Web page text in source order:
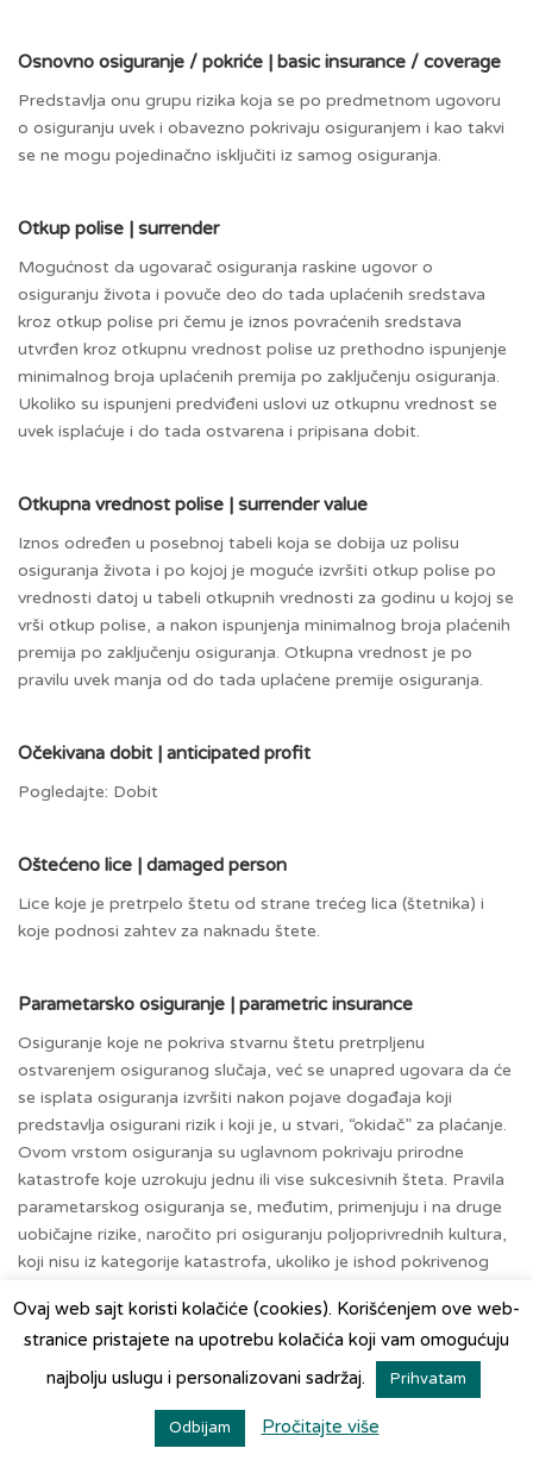
Osnovno osiguranje / pokriće | basic insurance / coverage
Predstavlja onu grupu rizika koja se po predmetnom ugovoru
o osiguranju uvek i obavezno pokrivaju osiguranjem i kao takvi
se ne mogu pojedinačno isključiti iz samog osiguranja.
Otkup polise | surrender
Mogućnost da ugovarač osiguranja raskine ugovor o
osiguranju života i povuče deo do tada uplaćenih sredstava
kroz otkup polise pri čemu je iznos povraćenih sredstava
utvrđen kroz otkupnu vrednost polise uz prethodno ispunjenje
minimalnog broja uplaćenih premija po zaključenju osiguranja.
Ukoliko su ispunjeni predviđeni uslovi uz otkupnu vrednost se
uvek isplaćuje i do tada ostvarena i pripisana dobit.
Otkupna vrednost polise | surrender value
Iznos određen u posebnoj tabeli koja se dobija uz polisu
osiguranja života i po kojoj je moguće izvršiti otkup polise po
vrednosti datoj u tabeli otkupnih vrednosti za godinu u kojoj se
vrši otkup polise, a nakon ispunjenja minimalnog broja plaćenih
premija po zaključenju osiguranja. Otkupna vrednost je po
pravilu uvek manja od do tada uplaćene premije osiguranja.
Očekivana dobit | anticipated profit
Pogledajte: Dobit
Oštećeno lice | damaged person
Lice koje je pretrpelo štetu od strane trećeg lica (štetnika) i
koje podnosi zahtev za naknadu štete.
Parametarsko osiguranje | parametric insurance
Osiguranje koje ne pokriva stvarnu štetu pretrpljenu
ostvarenjem osiguranog slučaja, već se unapred ugovara da će
se isplata osiguranja izvršiti nakon pojave događaja koji
predstavlja osigurani rizik i koji je, u stvari, “okidač” za plaćanje.
Ovom vrstom osiguranja su uglavnom pokrivaju prirodne
katastrofe koje uzrokuju jednu ili vise sukcesivnih šteta. Pravila
parametarskog osiguranja se, međutim, primenjuju i na druge
uobičajne rizike, naročito pri osiguranju poljoprivrednih kultura,
koji nisu iz kategorije katastrofa, ukoliko je ishod pokrivenog
parametra.
Podosiguranje | underinsurance
Podrazumeva da je u trenutku zaključenja osiguranja, vrednost
Ovaj web sajt koristi kolačiće (cookies). Korišćenjem ove web-
stranice pristajete na upotrebu kolačića koji vam omogućuju
najbolju uslugu i personalizovani sadržaj.
Prihvatam
Odbijam Pročitajte više